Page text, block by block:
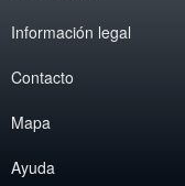
Información legal
Contacto
Mapa
Ayuda